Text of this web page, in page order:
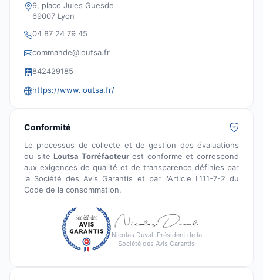
9, place Jules Guesde
69007 Lyon
04 87 24 79 45
commande@loutsa.fr
842429185
https://www.loutsa.fr/
Conformité
Le processus de collecte et de gestion des évaluations
du siteLoutsa Torréfacteurest conforme et correspond
aux exigences de qualité et de transparence définies par
la Société des Avis Garantis et par l'Article L111-7-2 du
Code de la consommation.
Nicolas Duval, Président de la
Société des Avis Garantis